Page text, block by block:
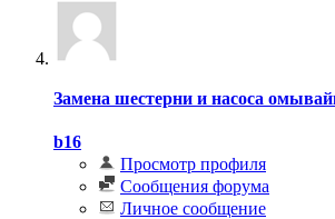
Замена шестерни и насоса
b16
Просмотр профиля
Сообщения форума
Личное сообщение